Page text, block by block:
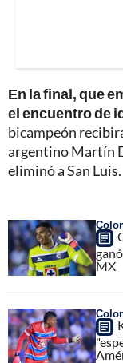
En la final, que
el encuentro de
bicampeón
argentino Martín
eliminó a San Luis.
MX